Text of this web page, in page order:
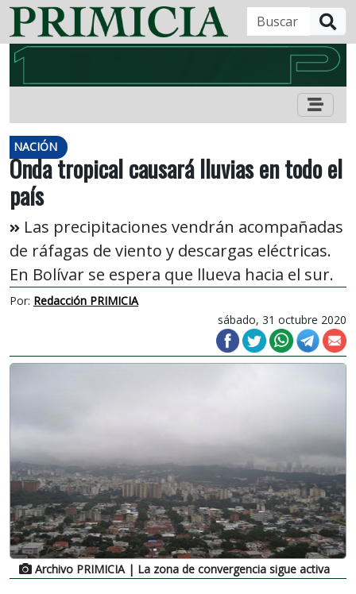
NACIÓN
Onda tropical causará lluvias en todo el
país
Las precipitaciones vendrán acompañadas
de ráfagas de viento y descargas eléctricas.
En Bolívar se espera que llueva hacia el sur.
Por: Redacción PRIMICIA
sábado, 31 octubre 2020
Archivo PRIMICIA | La zona de convergencia sigue activa